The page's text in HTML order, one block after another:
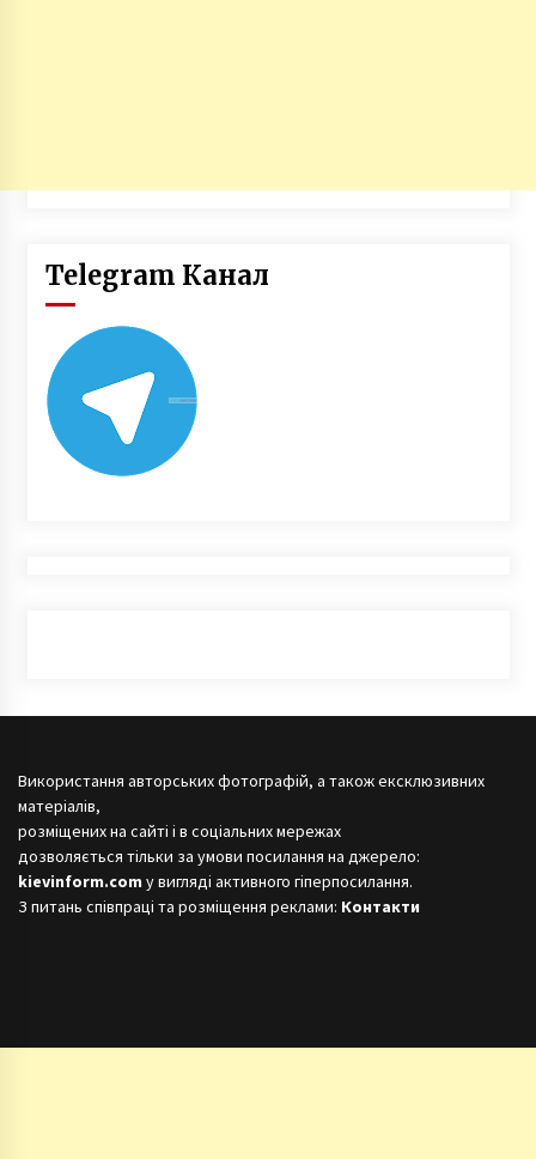
Telegram Канал
Використання авторських фотографій, а також ексклюзивних
матеріалів,
розміщених на сайті і в соціальних мережах
дозволяється тільки за умови посилання на джерело:
kievinform.com у вигляді активного гіперпосилання.
З питань співпраці та розміщення реклами: Контакти